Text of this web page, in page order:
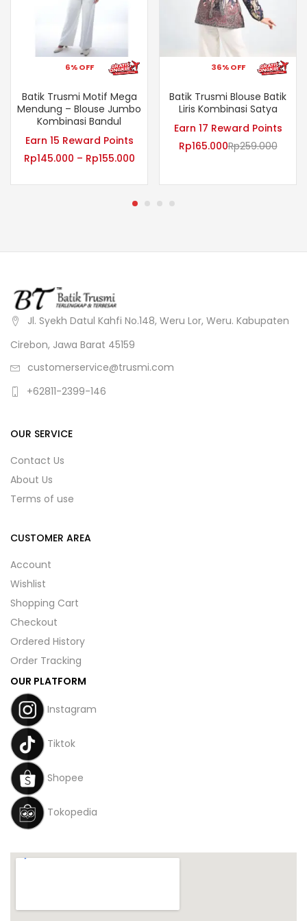
6% OFF
Batik Trusmi Motif Mega
Mendung – Blouse Jumbo
Kombinasi Bandul
Earn 15 Reward Points
Rp145.000 – Rp155.000
36% OFF
Batik Trusmi Blouse Batik
Liris Kombinasi Satya
Earn 17 Reward Points
Rp165.000Rp259.000
Jl. Syekh Datul Kahfi No.148, Weru Lor, Weru. Kabupaten
Cirebon, Jawa Barat 45159
customerservice@trusmi.com
+62811-2399-146
OUR SERVICE
Contact Us
About Us
Terms of use
CUSTOMER AREA
Account
Wishlist
Shopping Cart
Checkout
Ordered History
Order Tracking
OUR PLATFORM
Instagram
Tiktok
Shopee
Tokopedia